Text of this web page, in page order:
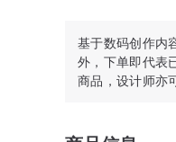
基于数码创作内
外，下单即代表
商品，设计师亦